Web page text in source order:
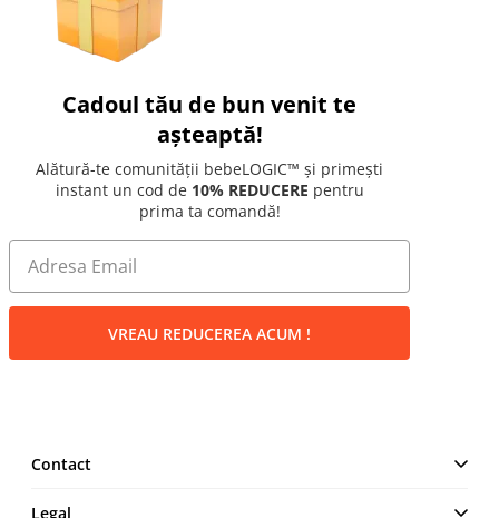
Cadoul tău de bun venit te
așteaptă!
Alătură-te comunității bebeLOGIC™ și primești
instant un cod de 10% REDUCERE pentru
prima ta comandă!
VREAU REDUCEREA ACUM !
Contact
MAKE IT LOGIC SRL
Legal